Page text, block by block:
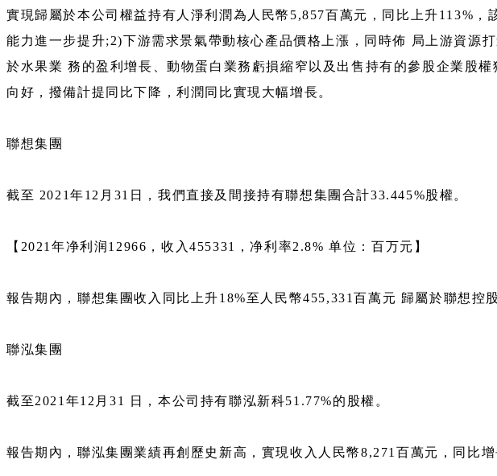
實現歸屬於本公司權益持有人淨利潤為人民幣5,857百萬元，同比上升113%
能力進一步提升;2)下游需求景氣帶動核心產品價格上漲，同時佈 局上游資源
於水果業 務的盈利增長、動物蛋白業務虧損縮窄以及出售持有的參股企業股
向好，撥備計提同比下降，利潤同比實現大幅增長。
聯想集團
截至 2021年12月31日，我們直接及間接持有聯想集團合計33.445%股權。
【2021年净利润12966，收入455331，净利率2.8% 单位：百万元】
報告期內，聯想集團收入同比上升18%至人民幣455,331百萬元 歸屬於聯想控
聯泓集團
截至2021年12月31 日，本公司持有聯泓新科51.77%的股權。
報告期內，聯泓集團業績再創歷史新高，實現收入人民幣8,271百萬元，同比